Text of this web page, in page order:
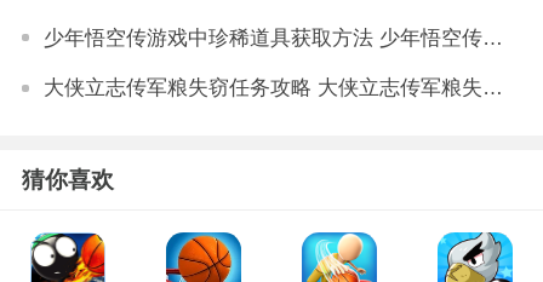
少年悟空传游戏中珍稀道具获取方法 少年悟空传游戏珍稀道具如何获取
大侠立志传军粮失窃任务攻略 大侠立志传军粮失窃任务如何做
猜你喜欢